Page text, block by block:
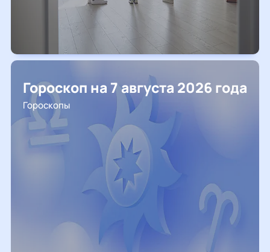
Гороскоп на 7 августа 2026 года
Гороскопы